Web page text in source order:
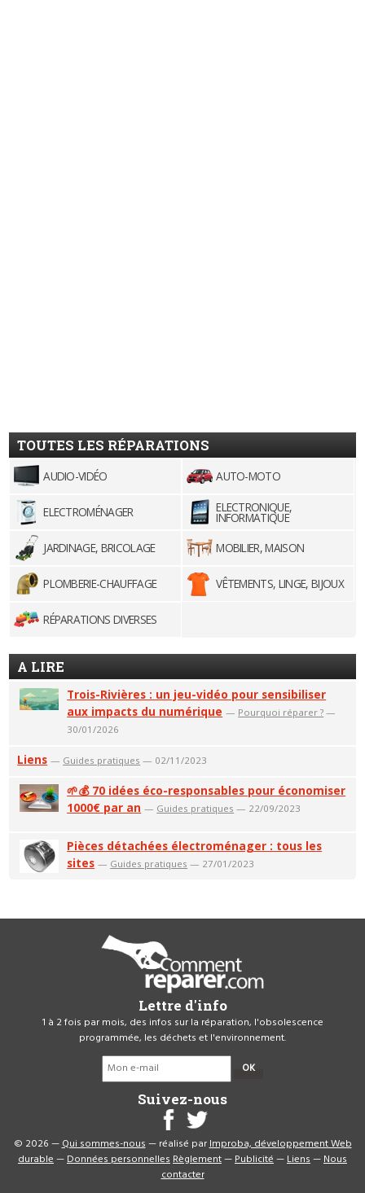
TOUTES LES RÉPARATIONS
AUDIO-VIDÉO AUTO-MOTO
ELECTROMÉNAGER ELECTRONIQUE,
INFORMATIQUE
JARDINAGE, BRICOLAGE
MOBILIER, MAISON
PLOMBERIE-CHAUFFAGE VÊTEMENTS, LINGE, BIJOUX
RÉPARATIONS DIVERSES
A LIRE
Trois-Rivières : un jeu-vidéo pour sensibiliser
aux impacts du numérique — Pourquoi réparer ? —
30/01/2026
Liens — Guides pratiques — 02/11/2023
🌱💰 70 idées éco-responsables pour économiser
1000€ par an — Guides pratiques — 22/09/2023
Pièces détachées électroménager : tous les
sites — Guides pratiques — 27/01/2023
Lettre d'info
1 à 2 fois par mois, des infos sur la réparation, l'obsolescence
programmée, les déchets et l'environnement.
OK
Suivez-nous
© 2026 —Qui sommes-nous— réalisé parImproba, développement Web
durable—Données personnellesRèglement—Publicité—Liens—Nous
contacter